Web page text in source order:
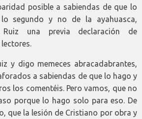
posible a sabiendas de que lo
segundo y no de la ayahuasca,
Ruiz una previa declaración de
y digo memeces abracadabrantes,
a sabiendas de que lo hago y
los comentéis. Pero vamos, que no
porque lo hago solo para eso. De
que la lesión de Cristiano por obra y